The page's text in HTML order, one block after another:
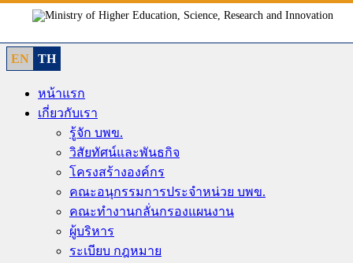
content
EN
TH
หน้าแรก
เกี่ยวกับเรา
รู้จัก บพข.
วิสัยทัศน์และพันธกิจ
โครงสร้างองค์กร
คณะอนุกรรมการประจำหน่วย บพข.
คณะทำงานกลั่นกรองแผนงาน
ผู้บริหาร
ระเบียบ กฎหมาย